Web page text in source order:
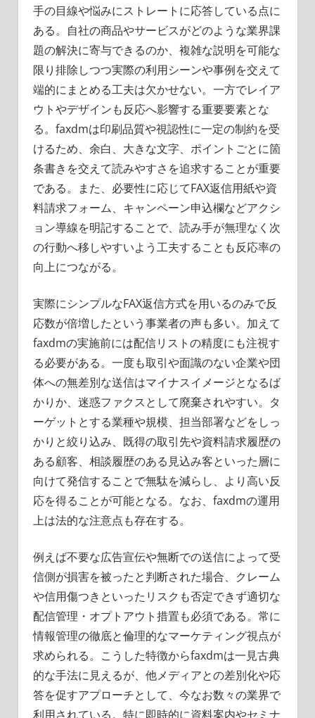
手の目線や悩みにストレートに応答している点に
ある。自社の商品やサービスがどのような業界課
題の解決に寄与できるのか、複雑な説明を可能な
限り排除しつつ実際の利用シーンや事例を交えて
端的にまとめる工夫は欠かせない。一方でレイア
ウトやデザインも反応へ影響する重要要素とな
る。faxdmは印刷品質や視認性に一定の制約を受
けるため、余白、大きな文字、ポイントごとに箇
条書きを交えて読みやすさを追求することが重要
である。また、必要性に応じてFAX返信用紙や資
料請求フォーム、キャンペーン申込欄などアクシ
ョン導線を明記することで、読み手が無理なく次
の行動へ移しやすいよう工夫することも反応率の
向上につながる。
実際にシンプルなFAX返信方式を用いるのみで反
応数が倍増したという事業者の声も多い。加えて
faxdmの実施前には配信リストの精度にも注視す
る必要がある。一度も取引や面識のない企業や団
体への無差別な送信はマイナスイメージとなるば
かりか、迷惑ファクスとして廃棄されやすい。タ
ーゲットとする業種や規模、担当部署などをしっ
かりと絞り込み、既得の取引先や資料請求履歴の
ある顧客、相談履歴のある見込み客といった層に
向けて発信することで無駄を減らし、より高い反
応を得ることが可能となる。なお、faxdmの運用
上は法的な注意点も存在する。
例えば不要な広告宣伝や無断での送信によって受
信側が損害を被ったと判断された場合、クレーム
や信用傷つきといったリスクも否定できず適切な
配信管理・オプトアウト措置も必須である。常に
情報管理の徹底と倫理的なマーケティング視点が
求められる。こうした特徴からfaxdmは一見古典
的な手法に見えるが、他メディアとの差別化や応
答を促すアプローチとして、今なお数々の業界で
利用されている。特に即時的に資料案内やセミナ